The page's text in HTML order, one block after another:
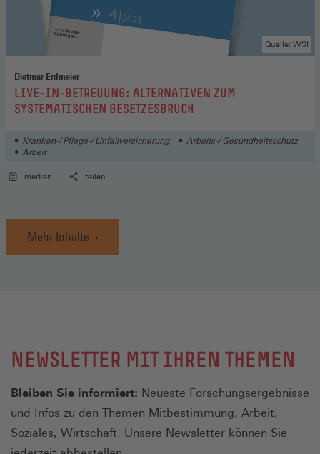
Dietmar Erdmeier
:LIVE-IN-BETREUUNG: ALTERNATIVEN ZUM
SYSTEMATISCHEN GESETZESBRUCH
Quelle: WSI
Kranken-/ Pflege-/ Unfallversicherung
Arbeits-/ Gesundheitsschutz
Arbeit
merken teilen
Mehr Inhalte
NEWSLETTER MIT IHREN THEMEN
Bleiben Sie informiert: Neueste Forschungsergebnisse
und Infos zu den Themen Mitbestimmung, Arbeit,
Soziales, Wirtschaft. Unsere Newsletter können Sie